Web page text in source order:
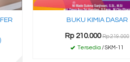
BUKU KIMIA DASAR
Rp 210.000 Rp 219.000
Tersedia / SKM-11